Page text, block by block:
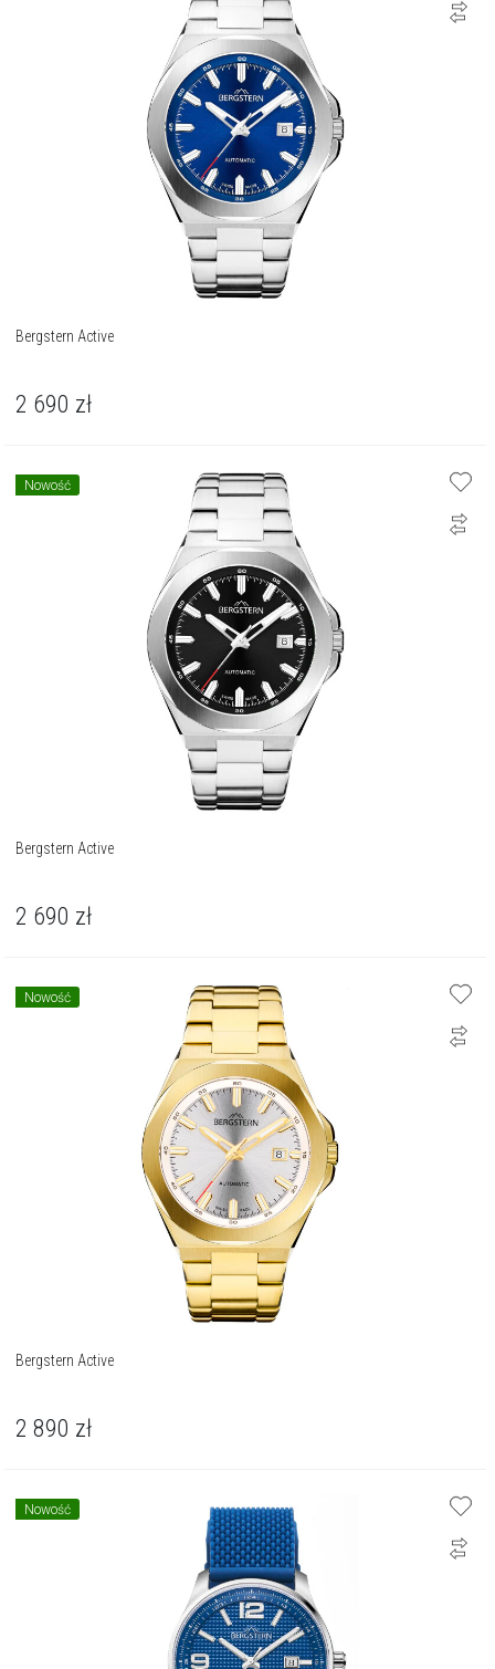
Bergstern Active
2 690 zł
Nowość
Bergstern Active
2 690 zł
Nowość
Bergstern Active
2 890 zł
Nowość